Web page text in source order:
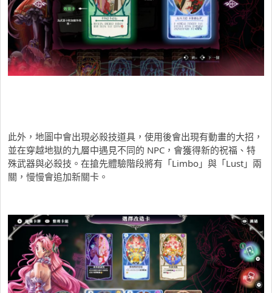
此外，地圖中會出現必殺技道具，使用後會出現有動畫的大招，
並在穿越地獄的九層中遇見不同的 NPC，會獲得新的祝福、特
殊武器與必殺技。在搶先體驗階段將有「Limbo」與「Lust」兩
關，慢慢會追加新關卡。